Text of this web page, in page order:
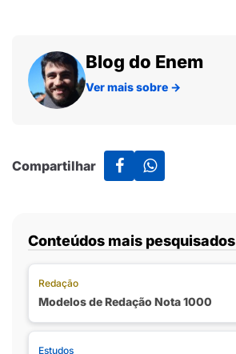
Blog do Enem
Ver mais sobre →
Compartilhar
Conteúdos mais pesquisados
Redação
Modelos de Redação Nota 1000
Estudos